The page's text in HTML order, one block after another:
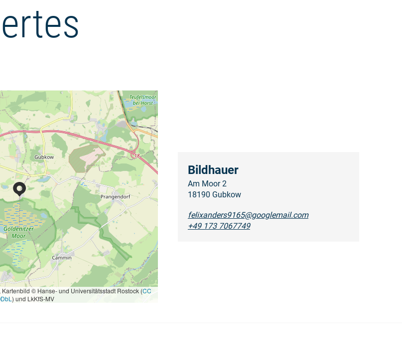
Kartenbild © Hanse- und Universitätsstadt Rostock (CC
) und LkKfS-MV
Bildhauer
Am Moor 2
18190 Gubkow
felixanders9165@googlemail.com
+49 173 7067749